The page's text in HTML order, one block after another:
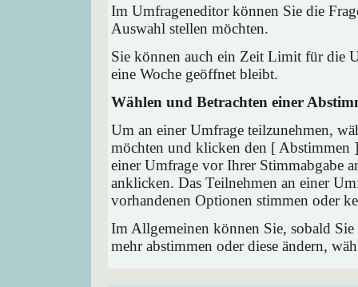
Im Umfrageneditor können Sie die
Auswahl stellen möchten.
Sie können auch ein Zeit Limit für die
eine Woche geöffnet bleibt.
Wählen und Betrachten einer
Um an einer Umfrage teilzunehmen,
möchten und klicken den [ Abstimmen
einer Umfrage vor Ihrer Stimmabgabe
anklicken. Das Teilnehmen an einer
vorhandenen Optionen stimmen oder
Im Allgemeinen können Sie, sobald
mehr abstimmen oder diese ändern,